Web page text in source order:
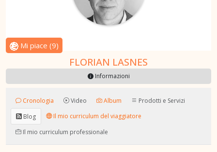
Mi piace (9)
FLORIAN LASNES
Informazioni
Cronologia Video Album
Prodotti e Servizi
Blog
Il mio curriculum del viaggiatore
Il mio curriculum professionale